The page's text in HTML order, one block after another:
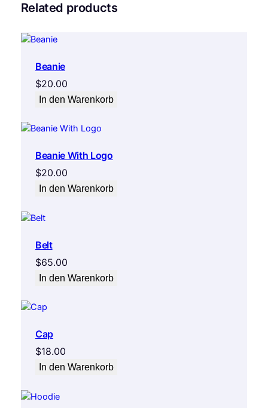
Related products
Beanie
$20.00
In den Warenkorb
Beanie With Logo
$20.00
In den Warenkorb
Belt
$65.00
In den Warenkorb
Cap
$18.00
In den Warenkorb